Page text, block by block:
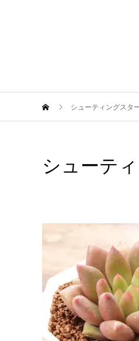
シューティングスタ
シューテ